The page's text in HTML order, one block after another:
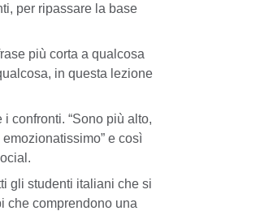
per ripassare la base
più corta a qualcosa
in questa lezione
confronti. “Sono più alto,
e così
gli studenti italiani che si
che comprendono una